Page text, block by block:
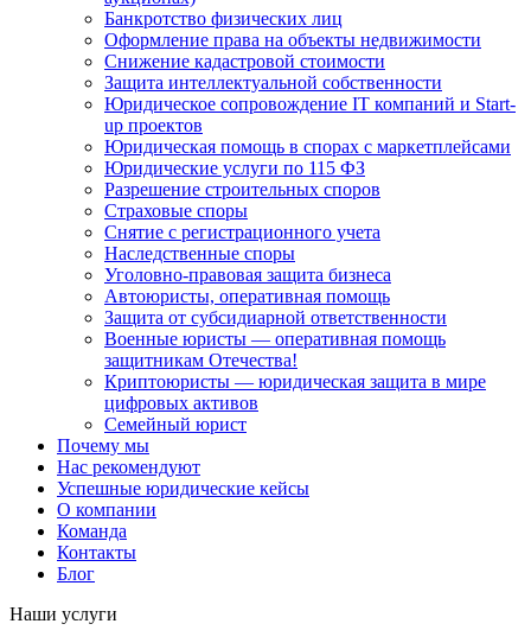
Банкротство физических лиц
Оформление права на объекты недвижимости
Снижение кадастровой стоимости
Защита интеллектуальной собственности
Юридическое сопровождение IT компаний и Start-
up проектов
Юридическая помощь в спорах с маркетплейсами
Юридические услуги по 115 ФЗ
Разрешение строительных споров
Страховые споры
Снятие с регистрационного учета
Наследственные споры
Уголовно-правовая защита бизнеса
Автоюристы, оперативная помощь
Защита от субсидиарной ответственности
Военные юристы — оперативная помощь
защитникам Отечества!
Криптоюристы — юридическая защита в мире
цифровых активов
Семейный юрист
Почему мы
Нас рекомендуют
Успешные юридические кейсы
О компании
Команда
Контакты
Блог
Наши услуги